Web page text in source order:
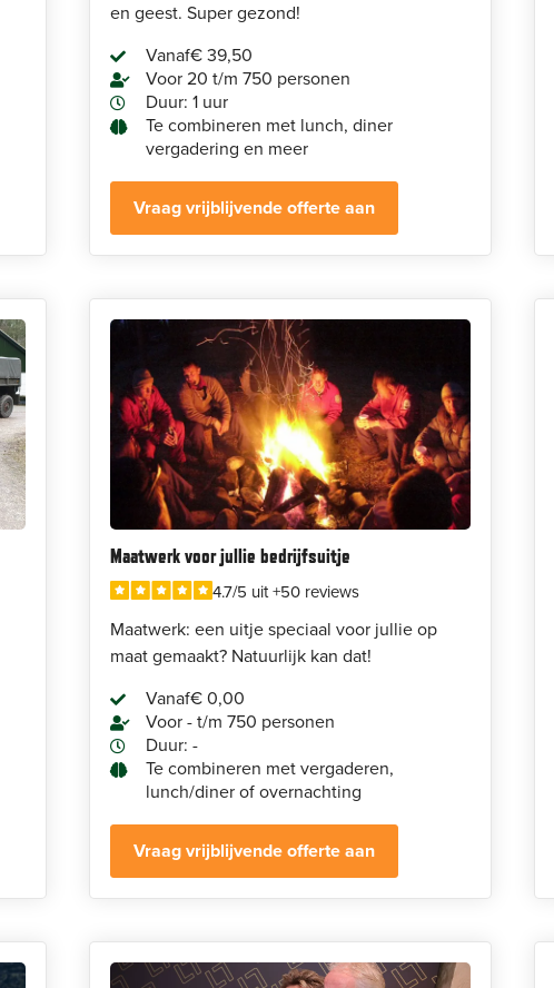
en geest. Super gezond!
Vanaf€ 39,50
Voor 20 t/m 750 personen
Duur: 1 uur
Te combineren met lunch, diner
vergadering en meer
Vraag vrijblijvende offerte aan
Maatwerk voor jullie bedrijfsuitje
4.7/5 uit +50 reviews
Maatwerk: een uitje speciaal voor jullie op
maat gemaakt? Natuurlijk kan dat!
Vanaf€ 0,00
Voor - t/m 750 personen
Duur: -
Te combineren met vergaderen,
lunch/diner of overnachting
Vraag vrijblijvende offerte aan